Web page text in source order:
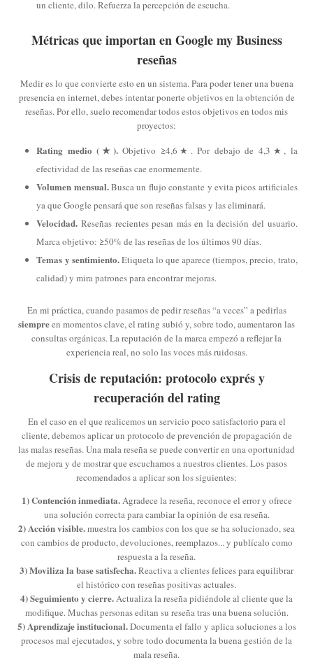
un cliente, dilo. Refuerza la percepción de escucha.
Métricas que importan en Google my Business
reseñas
Medir es lo que convierte esto en un sistema. Para poder tener una buena
presencia en internet, debes intentar ponerte objetivos en la obtención de
reseñas. Por ello, suelo recomendar todos estos objetivos en todos mis
proyectos:
Rating medio (★).Objetivo ≥4,6★. Por debajo de 4,3★, la
efectividad de las reseñas cae enormemente.
Volumen mensual.Busca un flujo constante y evita picos artificiales
ya que Google pensará que son reseñas falsas y las eliminará.
Velocidad. Reseñas recientes pesan más en la decisión del usuario.
Marca objetivo: ≥50% de las reseñas de los últimos 90 días.
Temas y sentimiento.Etiqueta lo que aparece (tiempos, precio, trato,
calidad) y mira patrones para encontrar mejoras.
En mi práctica, cuando pasamos de pedir reseñas “a veces” a pedirlas
siempreen momentos clave, el rating subió y, sobre todo, aumentaron las
consultas orgánicas. La reputación de la marca empezó a reflejar la
experiencia real, no solo las voces más ruidosas.
Crisis de reputación: protocolo exprés y
recuperación del rating
En el caso en el que realicemos un servicio poco satisfactorio para el
cliente, debemos aplicar un protocolo de prevención de propagación de
las malas reseñas. Una mala reseña se puede convertir en una oportunidad
de mejora y de mostrar que escuchamos a nuestros clientes. Los pasos
recomendados a aplicar son los siguientes:
1) Contención inmediata.Agradece la reseña, reconoce el error y ofrece
una solución correcta para cambiar la opinión de esa reseña.
2) Acción visible.muestra los cambios con los que se ha solucionado, sea
con cambios de producto, devoluciones, reemplazos... y publícalo como
respuesta a la reseña.
3) Moviliza la base satisfecha.Reactiva a clientes felices para equilibrar
el histórico con reseñas positivas actuales.
4) Seguimiento y cierre.Actualiza la reseña pidiéndole al cliente que la
modifique. Muchas personas editan su reseña tras una buena solución.
5) Aprendizaje institucional.Documenta el fallo y aplica soluciones a los
procesos mal ejecutados, y sobre todo documenta la buena gestión de la
mala reseña.